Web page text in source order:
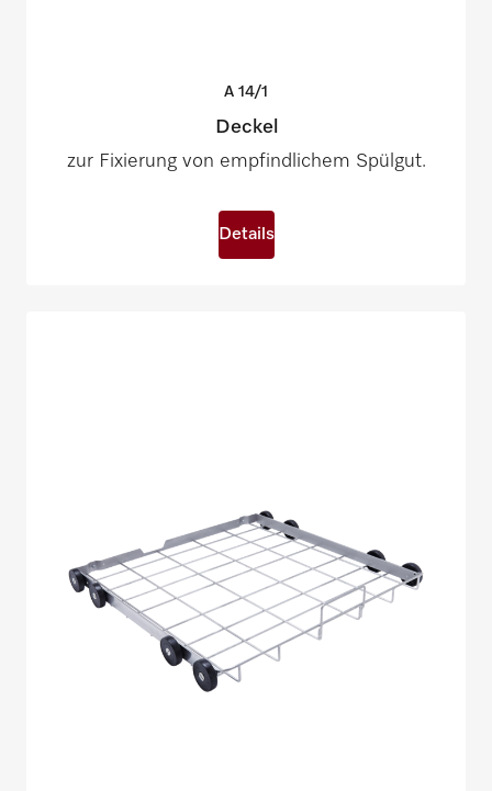
A 14/1
Deckel
zur Fixierung von empfindlichem Spülgut.
Details